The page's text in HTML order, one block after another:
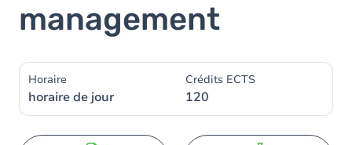
management
Horaire
horaire de jour
Crédits ECTS
120